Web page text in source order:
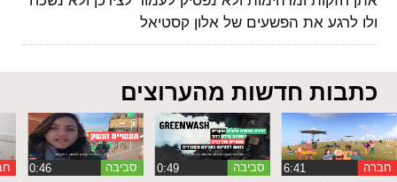
ולו לרגע את הפשעים של אלון קסטיאל
כתבות חדשות מהערוצים
חברה סביבה ‏0:49 סביבה